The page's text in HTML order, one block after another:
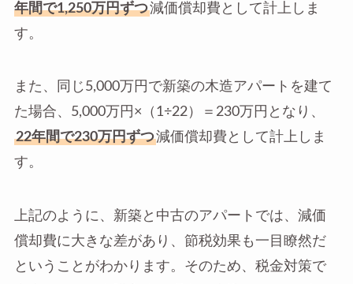
年間で1,250万円ずつ減価償却費として計上しま
す。
また、同じ5,000万円で新築の木造アパートを建て
た場合、5,000万円×（1÷22）＝230万円となり、
22年間で230万円ずつ減価償却費として計上しま
す。
上記のように、新築と中古のアパートでは、減価
償却費に大きな差があり、節税効果も一目瞭然だ
ということがわかります。そのため、税金対策で